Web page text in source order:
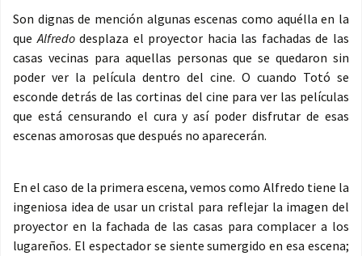
Son dignas de mención algunas escenas como aquélla en la
queAlfredodesplaza el proyector hacia las fachadas de las
casas vecinas para aquellas personas que se quedaron sin
poder ver la película dentro del cine. O cuando Totó se
esconde detrás de las cortinas del cine para ver las películas
que está censurando el cura y así poder disfrutar de esas
escenas amorosas que después no aparecerán.
En el caso de la primera escena, vemos como Alfredo tiene la
ingeniosa idea de usar un cristal para reflejar la imagen del
proyector en la fachada de las casas para complacer a los
lugareños. El espectador se siente sumergido en esa escena;